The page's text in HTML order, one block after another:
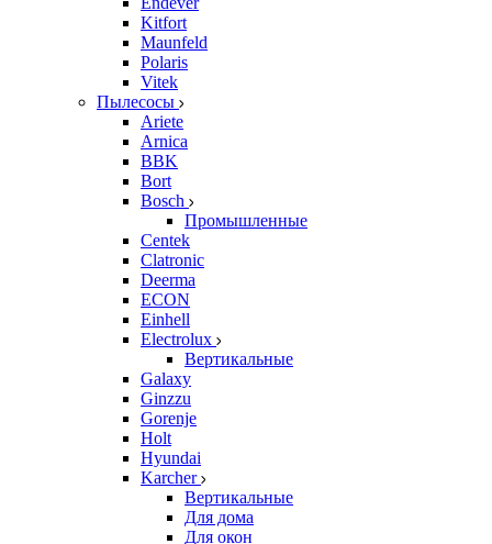
Kitfort
Maunfeld
Polaris
Vitek
Пылесосы
Ariete
Arnica
BBK
Bort
Bosch
Промышленные
Centek
Clatronic
Deerma
ECON
Einhell
Electrolux
Вертикальные
Galaxy
Ginzzu
Gorenje
Holt
Hyundai
Karcher
Вертикальные
Для дома
Для окон